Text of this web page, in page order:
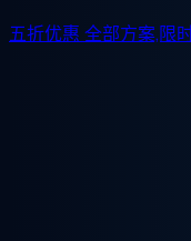
五折优惠 全部方案,限